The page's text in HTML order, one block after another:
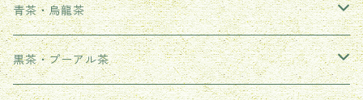
青茶・烏龍茶
武夷岩茶
黒茶・プーアル茶